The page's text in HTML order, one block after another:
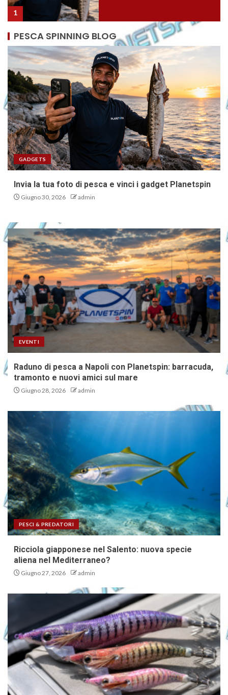
2
Ricciola giapponese nel
Salento: nuova specie aliena nel
Mediterraneo?
4
Eging: come calcolare
correttamente le dimensioni
dell’egi, lo SHAKU e il SUN
5
Otonabee 48: il minnow doppia
1
Invia la tua foto di pesca e vinci i
gadget Planetspin
2
Raduno di pesca a Napoli con
Planetspin: barracuda,
tramonto e nuovi amici sul mare
3
Salento: nuova specie aliena nel
Mediterraneo?
4
Eging: come calcolare
correttamente le dimensioni
dell’egi, lo SHAKU e il SUN
5
paletta, novità pesca spinning
PESCA SPINNING BLOG
GADGETS
Invia la tua foto di pesca e vinci i gadget Planetspin
Giugno 30, 2026 admin
EVENTI
Raduno di pesca a Napoli con Planetspin: barracuda,
tramonto e nuovi amici sul mare
Giugno 28, 2026 admin
PESCI & PREDATORI
Ricciola giapponese nel Salento: nuova specie
aliena nel Mediterraneo?
Giugno 27, 2026 admin